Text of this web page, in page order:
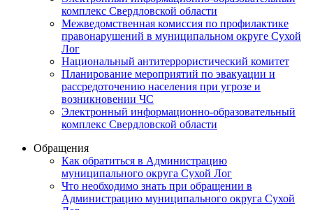
комплекс Cвердловской области
Межведомственная комиссия по профилактике
правонарушений в муниципальном округе Сухой
Лог
Национальный антитеррористический комитет
Планирование мероприятий по эвакуации и
рассредоточению населения при угрозе и
возникновении ЧС
Электронный информационно-образовательный
комплекс Свердловской области
Обращения
Как обратиться в Администрацию
муниципального округа Сухой Лог
Что необходимо знать при обращении в
Администрацию муниципального округа Сухой